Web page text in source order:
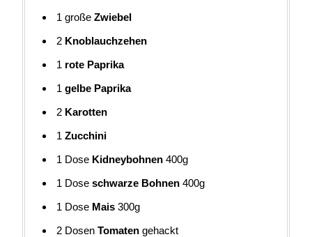
1 große Zwiebel
2 Knoblauchzehen
1 rote Paprika
1 gelbe Paprika
2 Karotten
1 Zucchini
1 Dose Kidneybohnen 400g
1 Dose schwarze Bohnen 400g
1 Dose Mais 300g
2 Dosen Tomaten gehackt